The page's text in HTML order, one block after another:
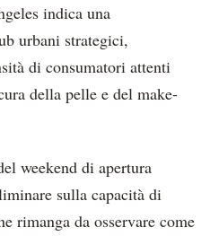
indica una
urbani strategici,
di consumatori attenti
della pelle e del make-
weekend di apertura
sulla capacità di
rimanga da osservare come